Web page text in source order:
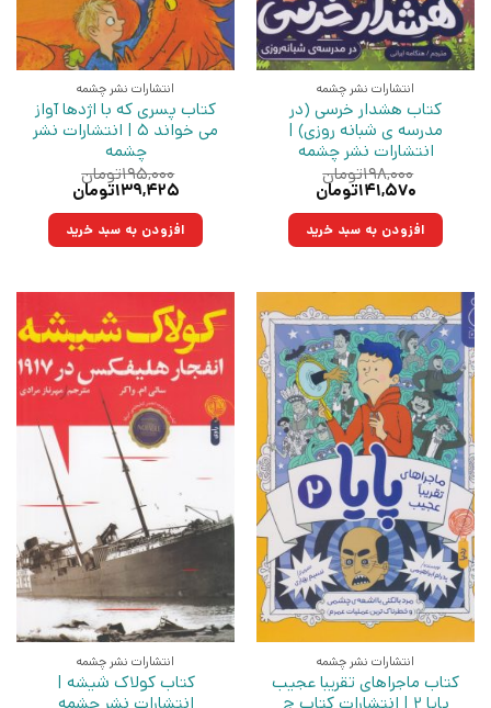
انتشارات نشر چشمه
کتاب هشدار خرسی (در
مدرسه ی شبانه روزی) |
انتشارات نشر چشمه
۱۹۸,۰۰۰تومان
قیمت
۱۹۸,۰۰۰تومان
بود.
۱۴۱,۵۷۰تومان
۱۴۱,۵۷۰تومان.افزودن به سبد خرید
انتشارات نشر چشمه
کتاب پسری که با اژدها آواز
می خواند 5 | انتشارات نشر
چشمه
۱۹۵,۰۰۰تومان
قیمت
۱۹۵,۰۰۰تومان
بود.
۱۳۹,۴۲۵تومان
۱۳۹,۴۲۵تومان.افزودن به سبد خرید
انتشارات نشر چشمه
کتاب ماجراهای تقریبا عجیب
انتشارات نشر چشمه
کتاب کولاک شیشه |